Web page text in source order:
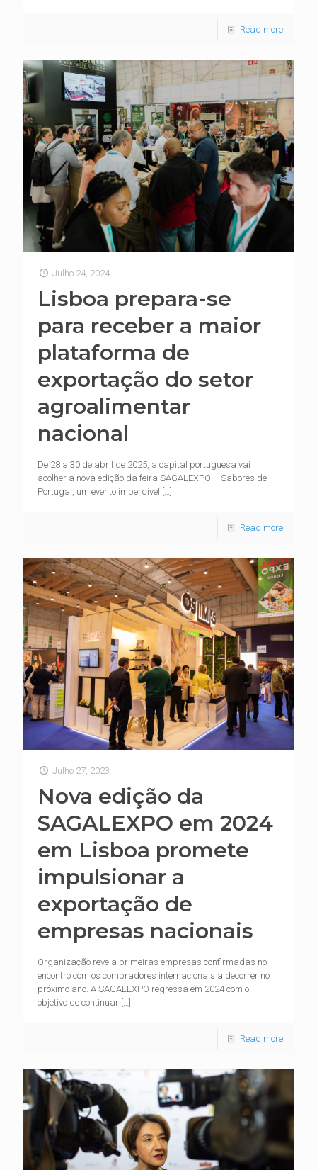
Read more
Julho 24, 2024
Lisboa prepara-se
para receber a maior
plataforma de
exportação do setor
agroalimentar
nacional
De 28 a 30 de abril de 2025, a capital portuguesa vai
acolher a nova edição da feira SAGALEXPO – Sabores de
Portugal, um evento imperdível
Read more
Julho 27, 2023
Nova edição da
SAGALEXPO em 2024
em Lisboa promete
impulsionar a
exportação de
empresas nacionais
Organização revela primeiras empresas confirmadas no
encontro com os compradores internacionais a decorrer no
próximo ano. A SAGALEXPO regressa em 2024 com o
objetivo de continuar […]
Read more